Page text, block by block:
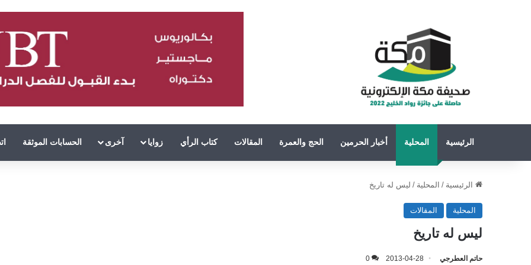
الرئيسية المحلية أخبار الحرمين الحج والعمرة المقالات كتاب الرأي زوايا آخرى الحسابات الموثقة
الرئيسية / المحلية / ليس له تاريخ
المحلية المقالات
ليس له تاريخ
حاتم العطرجي 2013-04-28
0